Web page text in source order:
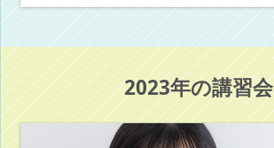
2023年の講習会